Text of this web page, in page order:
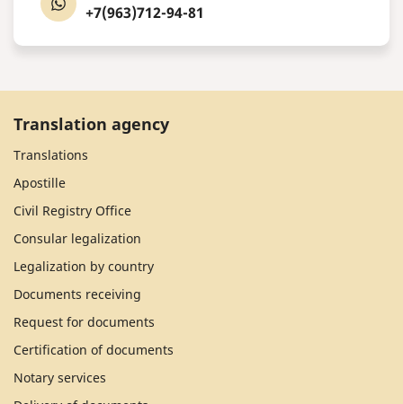
+7(963)712-94-81
Translation agency
Translations
Apostille
Civil Registry Office
Consular legalization
Legalization by country
Documents receiving
Request for documents
Certification of documents
Notary services